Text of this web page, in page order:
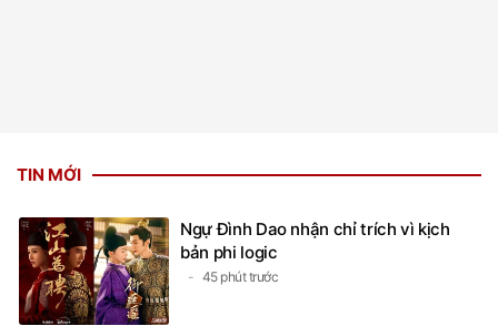
TIN MỚI
Ngự Đình Dao nhận chỉ trích vì kịch
bản phi logic
45 phút trước